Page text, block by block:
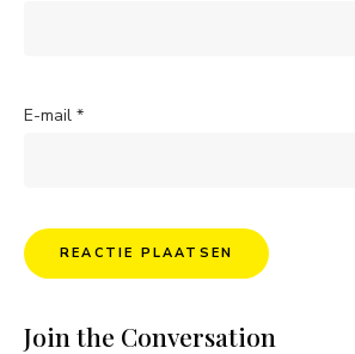
E-mail *
Join the Conversation